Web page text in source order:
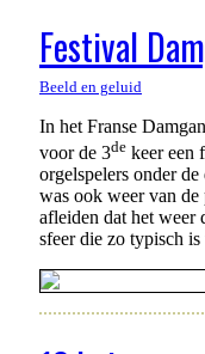
Festival
Beeld en geluid
In het Franse
voor de 3de keer een
orgelspelers onder
was ook weer van
afleiden dat het weer
sfeer die zo typisch